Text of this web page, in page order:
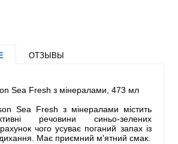
ОТЗЫВЫ
Sea Fresh з мінералами, 473 мл
Sea Fresh з мінералами містить
речовини синьо-зелених
чого усуває поганий запах із
дихання. Має приємний м'ятний смак.